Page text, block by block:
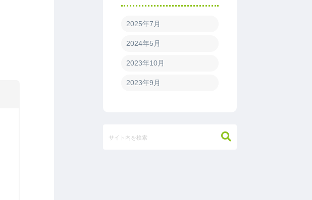
2025年7月
2024年5月
2023年10月
2023年9月